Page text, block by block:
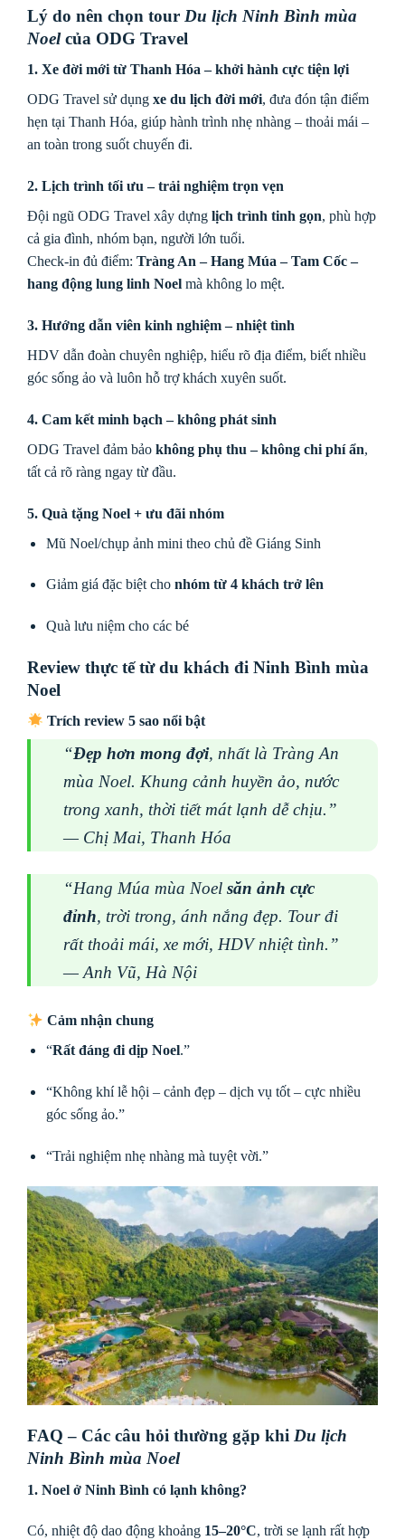
Lý do nên chọn tour Du lịch Ninh Bình mùa
Noelcủa ODG Travel
1. Xe đời mới từ Thanh Hóa – khởi hành cực tiện lợi
ODG Travel sử dụng xe du lịch đời mới, đưa đón tận điểm
hẹn tại Thanh Hóa, giúp hành trình nhẹ nhàng – thoải mái –
an toàn trong suốt chuyến đi.
2. Lịch trình tối ưu – trải nghiệm trọn vẹn
Đội ngũ ODG Travel xây dựng lịch trình tinh gọn, phù hợp
cả gia đình, nhóm bạn, người lớn tuổi.
Check-in đủ điểm: Tràng An – Hang Múa – Tam Cốc –
hang động lung linh Noel mà không lo mệt.
3. Hướng dẫn viên kinh nghiệm – nhiệt tình
HDV dẫn đoàn chuyên nghiệp, hiểu rõ địa điểm, biết nhiều
góc sống ảo và luôn hỗ trợ khách xuyên suốt.
4. Cam kết minh bạch – không phát sinh
ODG Travel đảm bảo không phụ thu – không chi phí ẩn,
tất cả rõ ràng ngay từ đầu.
5. Quà tặng Noel + ưu đãi nhóm
Mũ Noel/chụp ảnh mini theo chủ đề Giáng Sinh
Giảm giá đặc biệt cho nhóm từ 4 khách trở lên
Quà lưu niệm cho các bé
Review thực tế từ du khách đi Ninh Bình mùa
Noel
Trích review 5 sao nổi bật
“Đẹp hơn mong đợi, nhất là Tràng An
mùa Noel. Khung cảnh huyền ảo, nước
trong xanh, thời tiết mát lạnh dễ chịu.”
— Chị Mai, Thanh Hóa
“Hang Múa mùa Noel săn ảnh cực
đỉnh, trời trong, ánh nắng đẹp. Tour đi
rất thoải mái, xe mới, HDV nhiệt tình.”
— Anh Vũ, Hà Nội
Cảm nhận chung
“Rất đáng đi dịp Noel.”
“Không khí lễ hội – cảnh đẹp – dịch vụ tốt – cực nhiều
góc sống ảo.”
“Trải nghiệm nhẹ nhàng mà tuyệt vời.”
FAQ – Các câu hỏi thường gặp khi Du lịch
Ninh Bình mùa Noel
1. Noel ở Ninh Bình có lạnh không?
Có, nhiệt độ dao động khoảng 15–20°C, trời se lạnh rất hợp